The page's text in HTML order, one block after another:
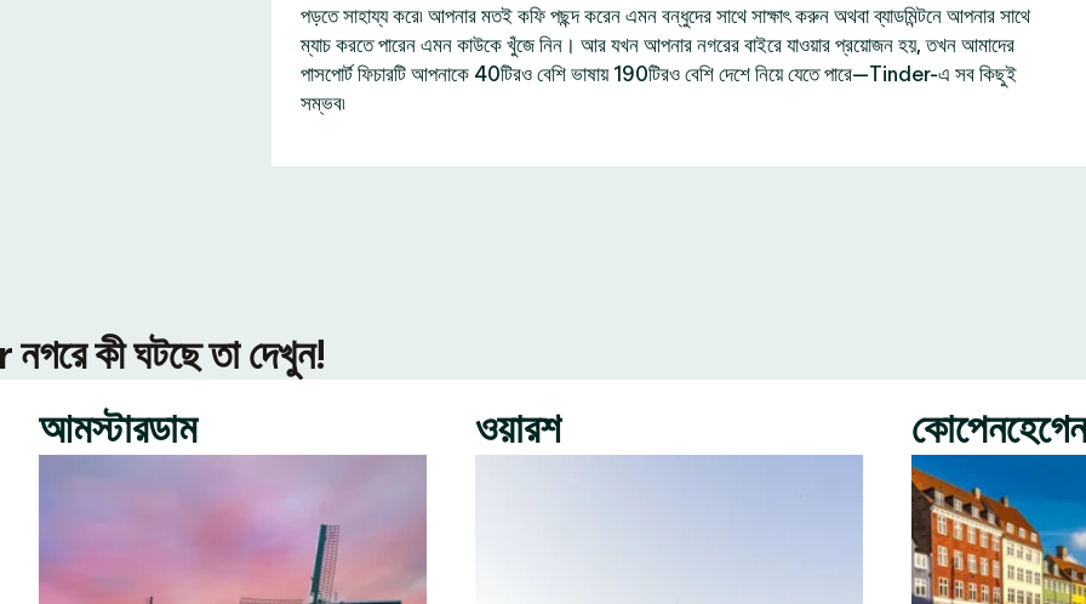
পড়তে সাহায্য করে৷ আপনার মতই কফি পছন্দ করেন এমন বন্ধুদের সাথে সাক্ষাৎ করুন অথবা ব্যাডমিন্টনে আপনার সাথে
ম্যাচ করতে পারেন এমন কাউকে খুঁজে নিন। আর যখন আপনার নগরের বাইরে যাওয়ার প্রয়োজন হয়, তখন আমাদের
পাসপোর্ট ফিচারটি আপনাকে 40টিরও বেশি ভাষায় 190টিরও বেশি দেশে নিয়ে যেতে পারে—Tinder-এ সব কিছুই
সম্ভব৷
কী ঘটছে তা দেখুন!
আমস্টারডাম
ওয়ারশ কোপেনহেগেন